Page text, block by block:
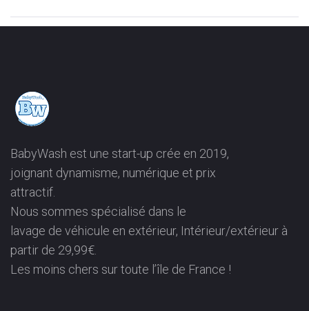
BabyWash est une start-up crée en 2019,
joignant dynamisme, numérique et prix
attractif.
Nous sommes spécialisé dans le
lavage de véhicule en extérieur, Intérieur/extérieur à
partir de 29,99€.
Les moins chers sur toute l’île de France !